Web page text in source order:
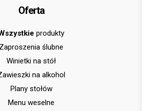
Oferta
produkty
Zaproszenia ślubne
Winietki na stół
na alkohol
Plany stołów
Menu weselne